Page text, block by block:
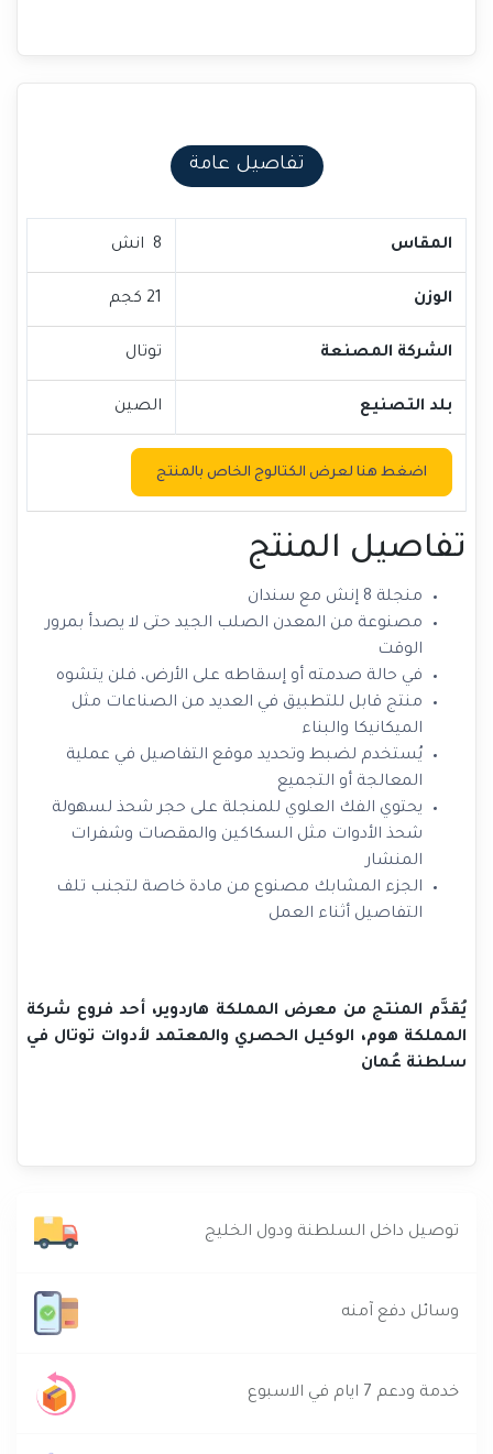
تفاصيل عامة
المقاس 8 انش
الوزن 21 كجم
الشركة المصنعة توتال
بلد التصنيع الصين
اضغط هنا لعرض الكتالوج الخاص بالمنتج
تفاصيل المنتج
منجلة 8 إنش مع سندان
مصنوعة من المعدن الصلب الجيد حتى لا يصدأ بمرور
الوقت
في حالة صدمته أو إسقاطه على الأرض، فلن يتشوه
منتج قابل للتطبيق في العديد من الصناعات مثل
الميكانيكا والبناء
يُستخدم لضبط وتحديد موقع التفاصيل في عملية
المعالجة أو التجميع
يحتوي الفك العلوي للمنجلة على حجر شحذ لسهولة
شحذ الأدوات مثل السكاكين والمقصات وشفرات
المنشار
الجزء المشابك مصنوع من مادة خاصة لتجنب تلف
التفاصيل أثناء العمل
يُقدَّم المنتج من معرض المملكة هاردوير، أحد فروع شركة
المملكة هوم، الوكيل الحصري والمعتمد لأدوات توتال في
سلطنة عُمان
توصيل داخل السلطنة ودول الخليج
وسائل دفع آمنه
خدمة ودعم 7 ايام في الاسبوع